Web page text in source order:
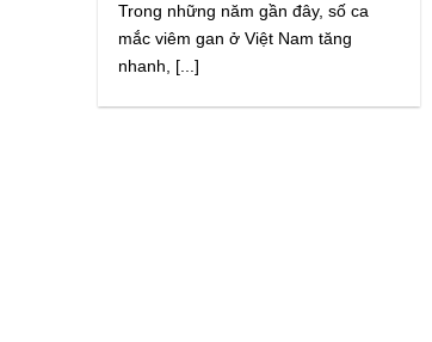
Trong những năm gần đây, số ca
mắc viêm gan ở Việt Nam tăng
nhanh, [...]